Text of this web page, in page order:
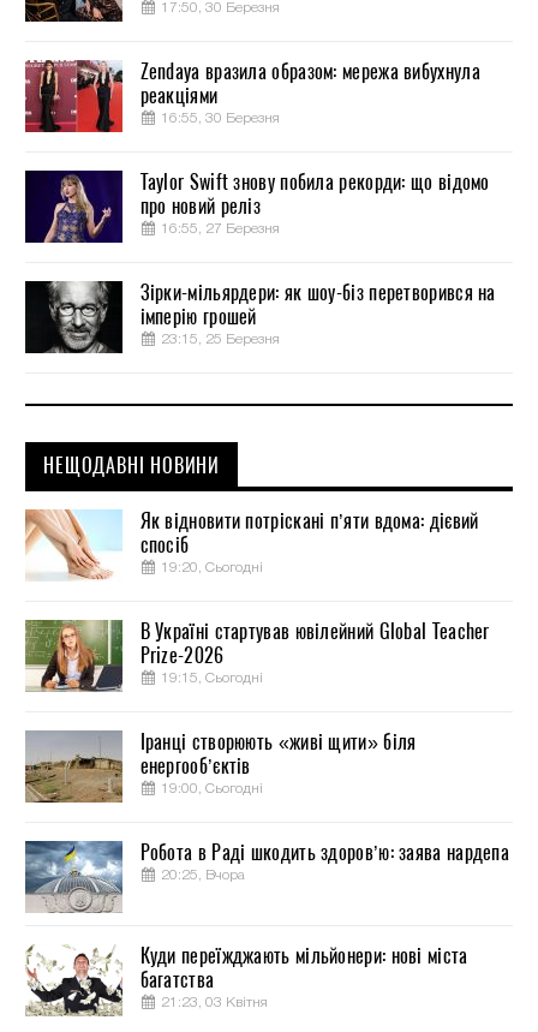
17:50, 30 Березня
Zendaya вразила образом: мережа вибухнула
реакціями
16:55, 30 Березня
Taylor Swift знову побила рекорди: що відомо
про новий реліз
16:55, 27 Березня
Зірки-мільярдери: як шоу-біз перетворився на
імперію грошей
23:15, 25 Березня
НЕЩОДАВНІ НОВИНИ
Як відновити потріскані п’яти вдома: дієвий
спосіб
19:20, Сьогодні
В Україні стартував ювілейний Global Teacher
Prize-2026
19:15, Сьогодні
Іранці створюють «живі щити» біля
енергооб’єктів
19:00, Сьогодні
Робота в Раді шкодить здоров’ю: заява нардепа
20:25, Вчора
Куди переїжджають мільйонери: нові міста
багатства
21:23, 03 Квітня